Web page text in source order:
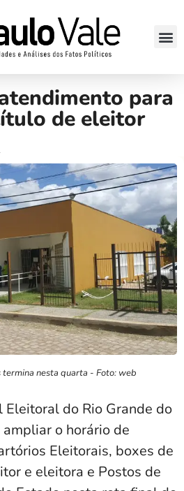
para
de eleitor
nesta quarta - Foto: web
Eleitoral do Rio Grande do
o horário de
Eleitorais, boxes de
e eleitora e Postos de